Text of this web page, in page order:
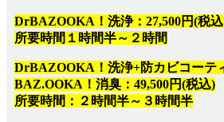
DrBAZOOKA！洗浄：27,500円(税込
所要時間１時間半～２時間
DrBAZOOKA！洗浄+防カビコーテ
BAZ.OOKA！消臭：49,500円(税込)
所要時間：２時間半～３時間半